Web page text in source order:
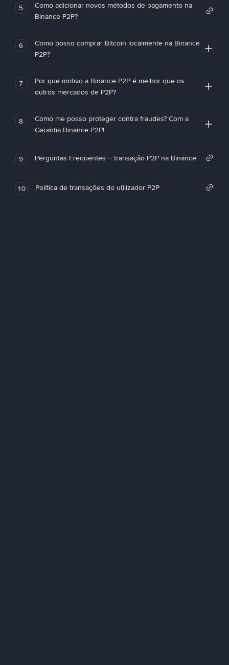
5
Como adicionar novos métodos de pagamento na
Binance P2P?
6
Como posso comprar Bitcoin localmente na Binance
P2P?
7
Por que motivo a Binance P2P é melhor que os
outros mercados de P2P?
8
Como me posso proteger contra fraudes? Com a
Garantia Binance P2P!
9 Perguntas Frequentes – transação P2P na Binance
10 Política de transações do utilizador P2P